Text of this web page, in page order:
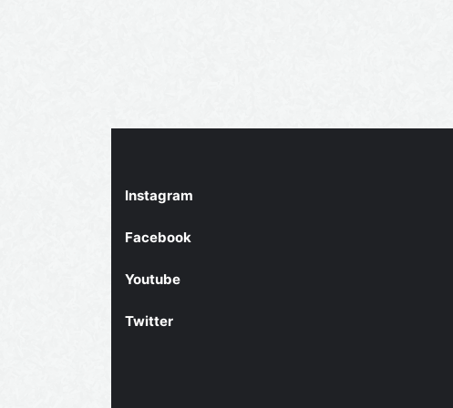
Instagram
Facebook
Youtube
Twitter